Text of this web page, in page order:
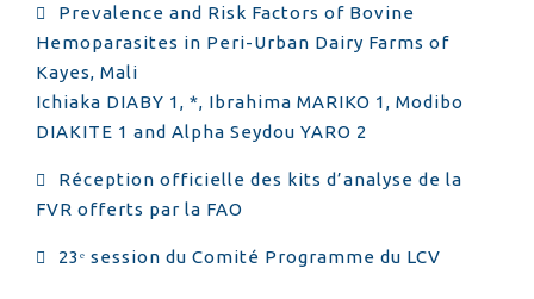
Prevalence and Risk Factors of Bovine
Hemoparasites in Peri-Urban Dairy Farms of
Kayes, Mali
Ichiaka DIABY 1, *, Ibrahima MARIKO 1, Modibo
DIAKITE 1 and Alpha Seydou YARO 2
Réception officielle des kits d’analyse de la
FVR offerts par la FAO
23ᵉ session du Comité Programme du LCV